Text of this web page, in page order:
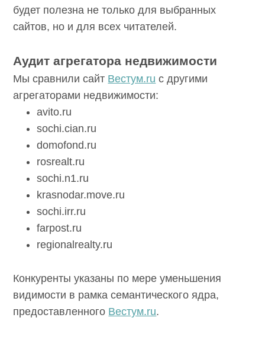
будет полезна не только для выбранных
сайтов, но и для всех читателей.
Аудит агрегатора недвижимости
Мы сравнили сайт Вестум.ru с другими
агрегаторами недвижимости:
avito.ru
sochi.cian.ru
domofond.ru
rosrealt.ru
sochi.n1.ru
krasnodar.move.ru
sochi.irr.ru
farpost.ru
regionalrealty.ru
Конкуренты указаны по мере уменьшения
видимости в рамка семантического ядра,
предоставленного Вестум.ru.